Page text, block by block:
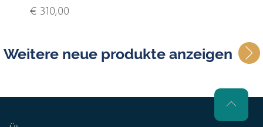
€ 310,00
Weitere neue produkte anzeigen